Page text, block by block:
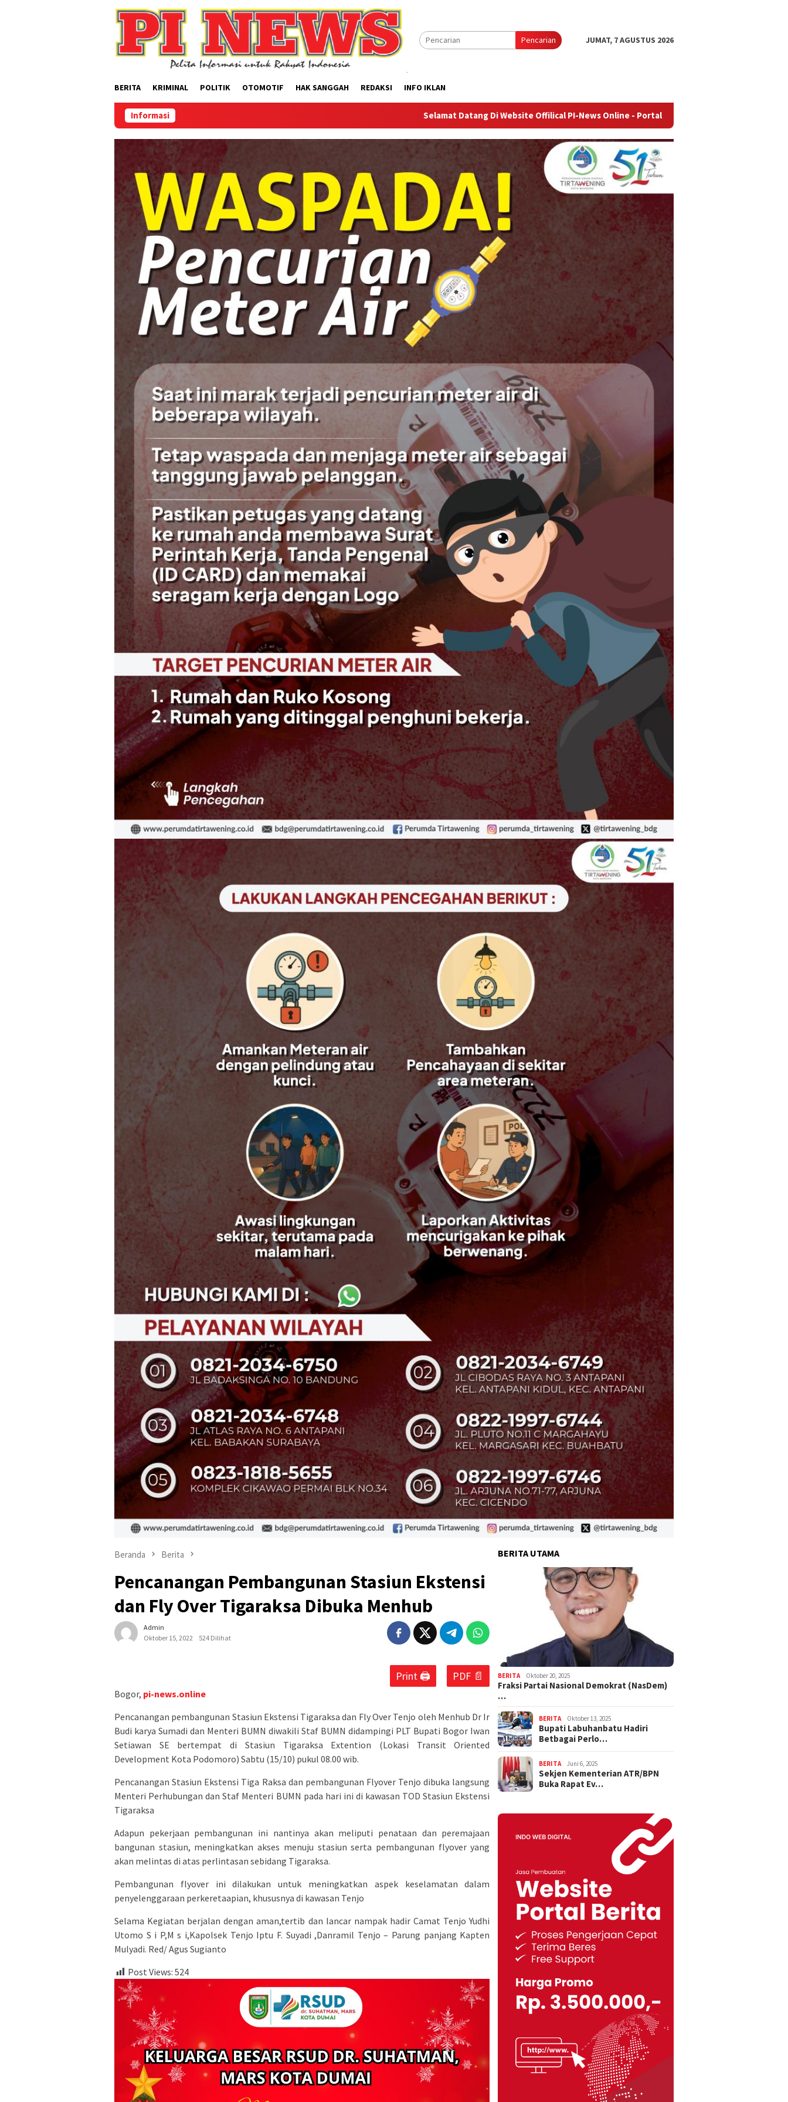
Pencarian
JUMAT, 7 AGUSTUS 2026
BERITA KRIMINAL POLITIK OTOMOTIF HAK SANGGAH REDAKSI INFO IKLAN
Informasi Selamat Datang Di Website Offilical PI-News Online - Portal Berita Terupdate & Terpercaya
Beranda Berita
Pencanangan Pembangunan Stasiun Ekstensi
dan Fly Over Tigaraksa Dibuka Menhub
Admin
Oktober 15, 2022
524 Dilihat
Print 🖨 PDF 📄
Bogor, pi-news.online
Pencanangan pembangunan Stasiun Ekstensi Tigaraksa dan Fly Over Tenjo oleh Menhub Dr Ir
Budi karya Sumadi dan Menteri BUMN diwakili Staf BUMN didampingi PLT Bupati Bogor Iwan
Setiawan SE bertempat di Stasiun Tigaraksa Extention (Lokasi Transit Oriented
Development Kota Podomoro) Sabtu (15/10) pukul 08.00 wib.
Pencanangan Stasiun Ekstensi Tiga Raksa dan pembangunan Flyover Tenjo dibuka langsung
Menteri Perhubungan dan Staf Menteri BUMN pada hari ini di kawasan TOD Stasiun Ekstensi
Tigaraksa
Adapun pekerjaan pembangunan ini nantinya akan meliputi penataan dan peremajaan
bangunan stasiun, meningkatkan akses menuju stasiun serta pembangunan flyover yang
akan melintas di atas perlintasan sebidang Tigaraksa.
Pembangunan flyover ini dilakukan untuk meningkatkan aspek keselamatan dalam
penyelenggaraan perkeretaapian, khususnya di kawasan Tenjo
Selama Kegiatan berjalan dengan aman,tertib dan lancar nampak hadir Camat Tenjo Yudhi
Utomo S i P,M s i,Kapolsek Tenjo Iptu F. Suyadi ,Danramil Tenjo – Parung panjang Kapten
Mulyadi. Red/ Agus Sugianto
Post Views: 524
BERITA UTAMA
BERITA Oktober 20, 2025
Fraksi Partai Nasional Demokrat (NasDem)
…
BERITA Oktober 13, 2025
Bupati Labuhanbatu Hadiri
Betbagai Perlo…
BERITA Juni 6, 2025
Sekjen Kementerian ATR/BPN
Buka Rapat Ev…